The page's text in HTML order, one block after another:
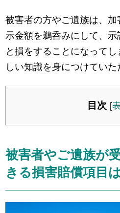
被害者の方やご遺族は、
示金額を鵜呑みにして、示
と損をすることになって
しい知識を身につけていた
目次 [
被害者やご遺族が
きる損害賠償項目